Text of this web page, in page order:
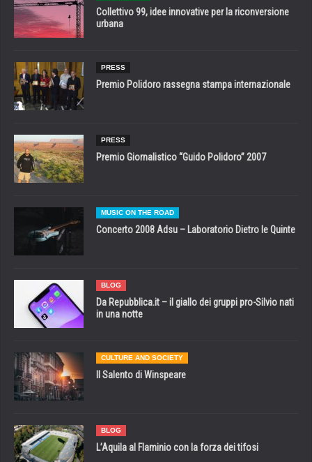
Collettivo 99, idee innovative per la riconversione
urbana
PRESS
Premio Polidoro rassegna stampa internazionale
PRESS
Premio Giornalistico “Guido Polidoro” 2007
MUSIC ON THE ROAD
Concerto 2008 Adsu – Laboratorio Dietro le Quinte
BLOG
Da Repubblica.it – il giallo dei gruppi pro-Silvio nati
in una notte
CULTURE AND SOCIETY
Il Salento di Winspeare
BLOG
L’Aquila al Flaminio con la forza dei tifosi